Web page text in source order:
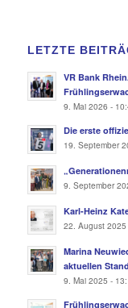
LETZTE
VR Bank
9. Mai 2026 -
Die erste
19. September
9. September
Karl-Heinz
22. August 2025
Marina
aktuellen Stand
9. Mai 2025 -